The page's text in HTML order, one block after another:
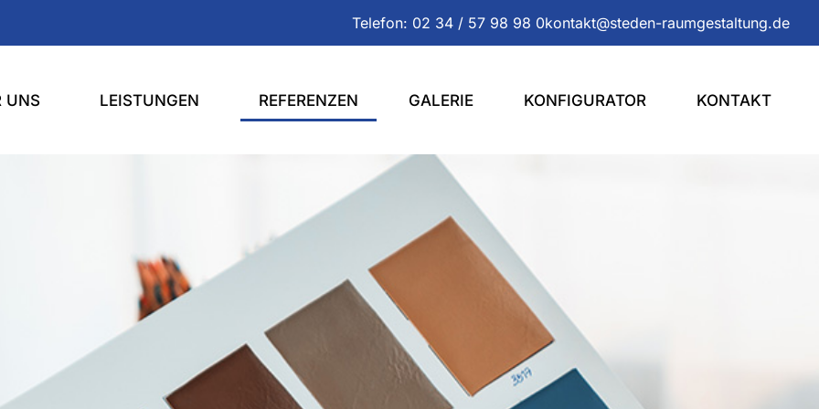
Telefon: 02 34 / 57 98 98 0kontakt@steden-raumgestaltung.de
UNS LEISTUNGEN REFERENZEN GALERIE KONFIGURATOR KONTAKT